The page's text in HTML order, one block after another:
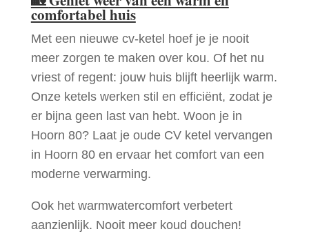
comfortabel huis
Met een nieuwe cv-ketel hoef je je nooit
meer zorgen te maken over kou. Of het nu
vriest of regent: jouw huis blijft heerlijk warm.
Onze ketels werken stil en efficiënt, zodat je
er bijna geen last van hebt. Woon je in
Hoorn 80? Laat je oude CV ketel vervangen
in Hoorn 80 en ervaar het comfort van een
moderne verwarming.
Ook het warmwatercomfort verbetert
aanzienlijk. Nooit meer koud douchen!